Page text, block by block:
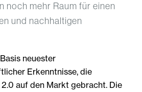
noch mehr Raum für einen
und nachhaltigen
neuester
Erkenntnisse, die
auf den Markt gebracht. Die